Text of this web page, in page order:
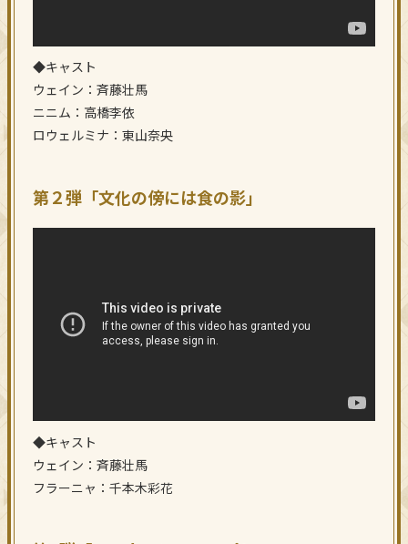
◆キャスト
ウェイン：斉藤壮馬
ニニム：高橋李依
ロウェルミナ：東山奈央
第２弾「文化の傍には食の影」
◆キャスト
ウェイン：斉藤壮馬
フラーニャ：千本木彩花